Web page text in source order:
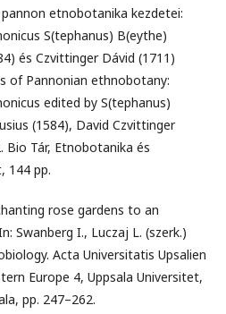
pannon etnobotanika kezdetei:
S(tephanus) B(eythe)
és Czvittinger Dávid (1711)
of Pannonian ethnobotany:
edited by S(tephanus)
(1584), David Czvittinger
Bio Tár, Etnobotanika és
144 pp.
rose gardens to an
Swanberg I., Luczaj L. (szerk.)
Acta Universitatis Upsalien
Europe 4, Uppsala Universitet,
pp. 247–262.